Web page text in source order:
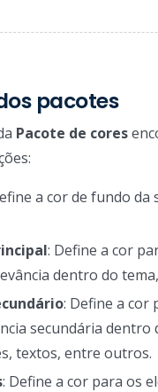
pacotes
Pacote de cores
a cor de fundo da
: Define a cor
dentro do
: Define a cor
secundária dentro
textos, entre outros.
: Define a cor para os